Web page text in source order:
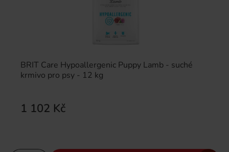
BRIT Care Hypoallergenic Puppy Lamb - suché
krmivo pro psy - 12 kg
1 102 Kč